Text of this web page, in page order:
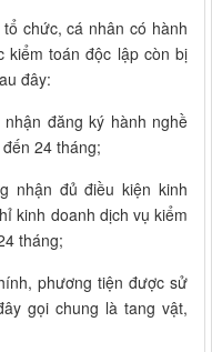
chức, cá nhân có hành
kiểm toán độc lập còn bị
đây:
đăng ký hành nghề
24 tháng;
nhận đủ điều kiện kinh
kinh doanh dịch vụ kiểm
tháng;
phương tiện được sử
gọi chung là tang vật,